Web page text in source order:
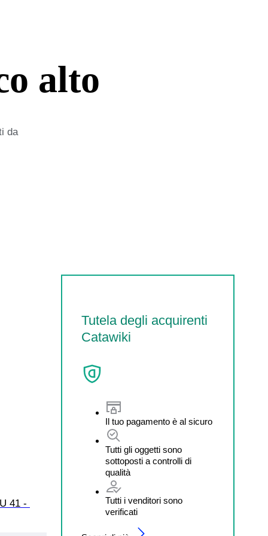
alto
da
Tutela degli acquirenti
Catawiki
Il tuo pagamento è al sicuro
Tutti gli oggetti sono
sottoposti a controlli di
qualità
Tutti i venditori sono
verificati
41 -